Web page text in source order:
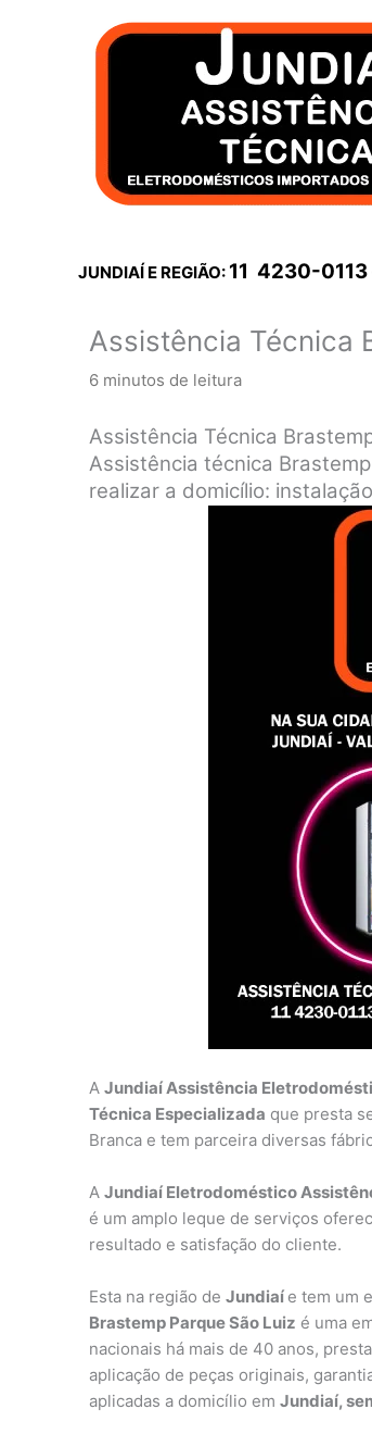
JUNDIAÍ E REGIÃO: 11 4230-0113
Assistência Técnica
6 minutos de leitura
Assistência Técnica
Assistência técnica
realizar a domicílio:
A Jundiaí Assistência
Técnica Especializada que presta
Branca e tem parceira diversas
A Jundiaí Eletrodoméstico
é um amplo leque de serviços
resultado e satisfação do cliente.
Esta na região de Jundiaí e tem um
Brastemp Parque São Luiz é uma
nacionais há mais de 40 anos,
aplicação de peças originais,
aplicadas a domicílio em Jundiaí,